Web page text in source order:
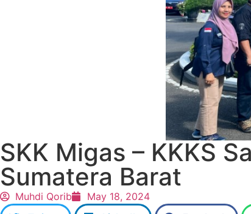
SKK Migas – KKKS
Sumatera Barat
Muhdi Qorib May 18, 2024